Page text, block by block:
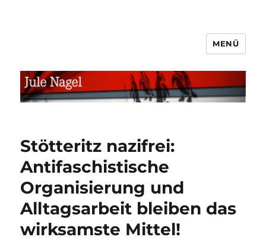
MENÜ
Stötteritz nazifrei:
Antifaschistische
Organisierung und
Alltagsarbeit bleiben das
wirksamste Mittel!